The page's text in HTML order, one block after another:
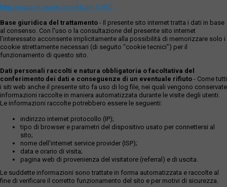
http://support.apple.com/kb/ph11920
Base giuridica del trattamento - Il presente sito internet tratta i dati in base
al consenso. Con l'uso o la consultazione del presente sito internet
l’interessato acconsente implicitamente alla possibilità di memorizzare solo i
cookie strettamente necessari (di seguito “cookie tecnici”) per il
funzionamento di questo sito.
Dati personali raccolti e natura obbligatoria o facoltativa del
conferimento dei dati e conseguenze di un eventuale rifiuto - Come tutti
i siti web anche il presente sito fa uso di log file, nei quali vengono conservate
informazioni raccolte in maniera automatizzata durante le visite degli utenti.
Le informazioni raccolte potrebbero essere le seguenti:
indirizzo internet protocollo (IP);
tipo di browser e parametri del dispositivo usato per connettersi al
sito;
nome dell'internet service provider (ISP);
data e orario di visita;
pagina web di provenienza del visitatore (referral) e di uscita.
Le suddette informazioni sono trattate in forma automatizzata e raccolte al
fine di verificare il corretto funzionamento del sito e per motivi di sicurezza.